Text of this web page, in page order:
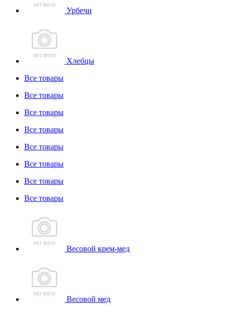
Урбечи
Хлебцы
Все товары
Все товары
Все товары
Все товары
Все товары
Все товары
Все товары
Все товары
Весовой крем-мед
Весовой мед